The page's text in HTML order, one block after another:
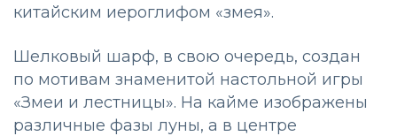
китайским иероглифом «змея».
Шелковый шарф, в свою очередь, создан
по мотивам знаменитой настольной игры
«Змеи и лестницы». На кайме изображены
различные фазы луны, а в центре